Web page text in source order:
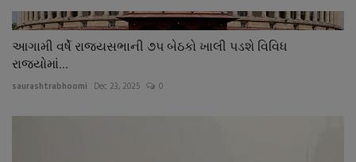
આગામી વર્ષે રાજયસભાની ૭પ બેઠકો ખાલી પડશે વિવિધ
રાજયોમાં...
saurashtrabhoomi Dec 23, 2025 0